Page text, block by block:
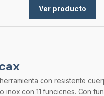
Ver producto
con resistente
inox con 11 funciones. Con